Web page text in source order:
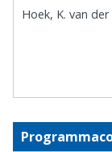
Hoek, K. van der